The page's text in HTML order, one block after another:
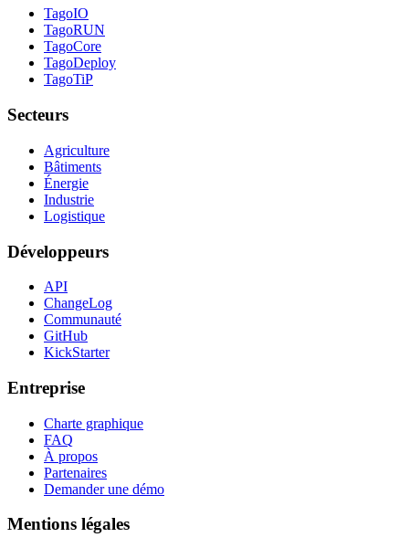
TagoIO
TagoRUN
TagoCore
TagoDeploy
TagoTiP
Secteurs
Agriculture
Bâtiments
Énergie
Industrie
Logistique
Développeurs
API
ChangeLog
Communauté
GitHub
KickStarter
Entreprise
Charte graphique
FAQ
À propos
Partenaires
Demander une démo
Mentions légales